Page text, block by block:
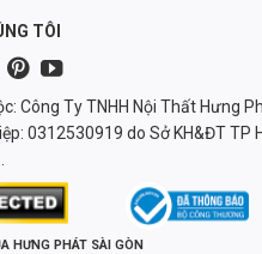
TÔI
Công Ty TNHH Nội Thất Hưng
0312530919 do Sở KH&ĐT TP
HƯNG PHÁT SÀI GÒN